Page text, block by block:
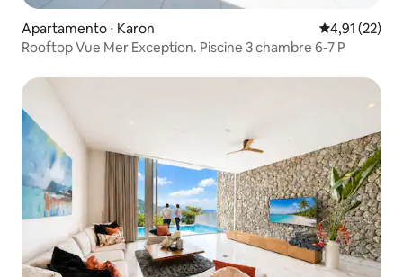
Apartamento ⋅ Karon 4,91 de uma
4,91 (22)
Rooftop Vue Mer Exception. Piscine 3 chambre 6-7 P